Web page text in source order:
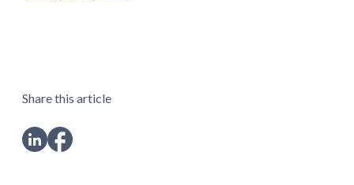
Share this article